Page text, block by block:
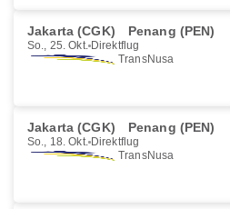
Jakarta (CGK) Penang (PEN)
So., 25. Okt. Direktflug
TransNusa
Jakarta (CGK) Penang (PEN)
So., 18. Okt. Direktflug
TransNusa